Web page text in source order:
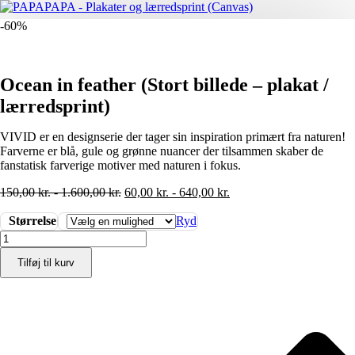
-60%
Ocean in feather (Stort billede – plakat /
lærredsprint)
VIVID er en designserie der tager sin inspiration primært fra naturen!
Farverne er blå, gule og grønne nuancer der tilsammen skaber de
fanstatisk farverige motiver med naturen i fokus.
150,00kr.-1.600,00kr. 60,00 kr. - 640,00 kr.
Størrelse
Ryd
Ocean
in
feather
(Stort
Tilføj til kurv